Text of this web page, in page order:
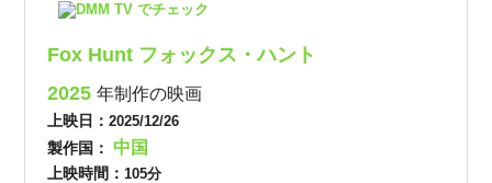
DMM TV でチェック
Fox Hunt フォックス・ハント
2025年制作の映画
上映日：2025/12/26
製作国： 中国
上映時間： 105分